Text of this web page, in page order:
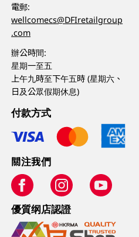
電郵:
wellcomecs@DFIretailgroup
.com
辦公時間:
星期一至五
上午九時至下午五時 (星期六、
日及公眾假期休息)
付款方式
關注我們
優質纲店認證